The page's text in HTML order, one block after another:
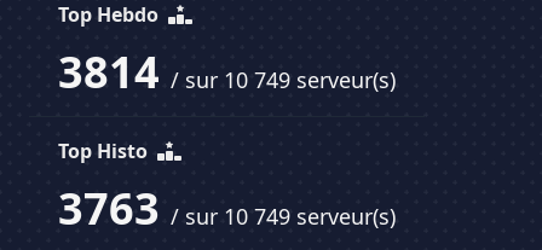
Top Hebdo
3814 / sur 10 749 serveur(s)
Top Histo
3763 / sur 10 749 serveur(s)